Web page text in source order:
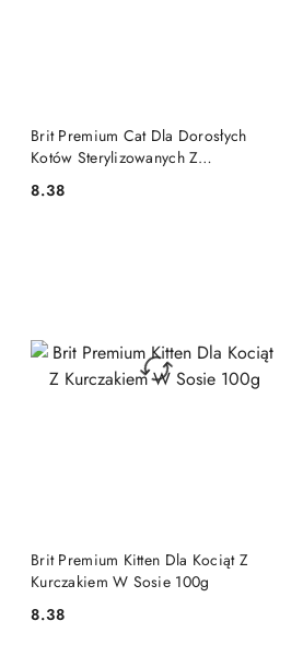
Brit Premium Cat Dla Dorosłych
Kotów Sterylizowanych Z
Cena:
8.38
DO KOSZYKA
Brit Premium Kitten Dla Kociąt Z
Kurczakiem W Sosie 100g
Cena:
8.38
DO KOSZYKA